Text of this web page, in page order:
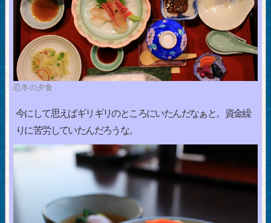
忍冬の夕食
今にして思えばギリギリのところにいたんだなぁと。資金繰
りに苦労していたんだろうな。